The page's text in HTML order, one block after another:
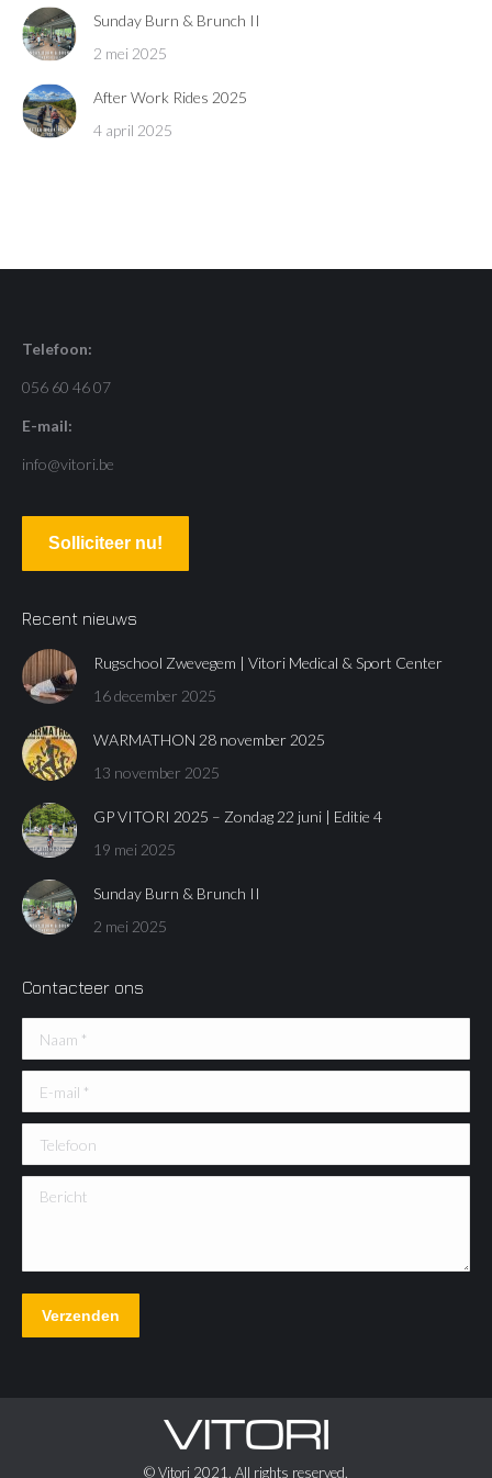
Sunday Burn & Brunch II
2 mei 2025
After Work Rides 2025
4 april 2025
Telefoon:
056 60 46 07
E-mail:
info@vitori.be
Solliciteer nu!
Recent nieuws
Rugschool Zwevegem | Vitori Medical & Sport Center
16 december 2025
WARMATHON 28 november 2025
13 november 2025
GP VITORI 2025 – Zondag 22 juni | Editie 4
19 mei 2025
Sunday Burn & Brunch II
2 mei 2025
Contacteer ons
Naam *
E-mail *
Telefoon
Bericht
Verzenden
© Vitori 2021. All rights reserved.